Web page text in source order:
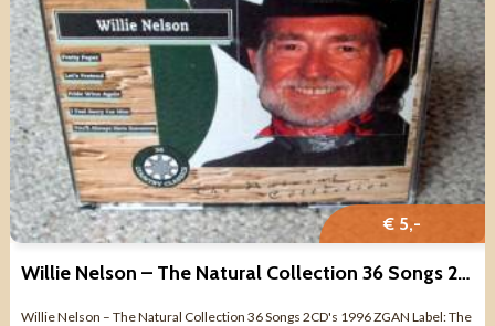
€ 5,-
Willie Nelson – The Natural Collection 36 Songs 2CDs 1996 ZGAN
Willie Nelson – The Natural Collection 36 Songs 2CD's 1996 ZGAN Label: The